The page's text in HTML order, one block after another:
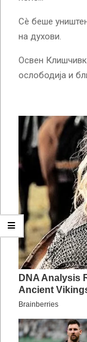
Сè беше
на духови.
Освен
ослободија и